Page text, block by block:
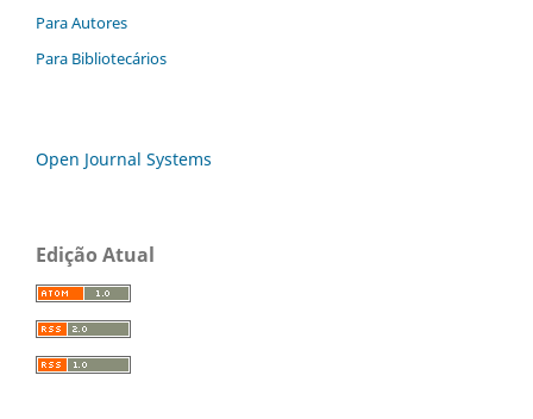
Para Autores
Para Bibliotecários
Open Journal Systems
Edição Atual